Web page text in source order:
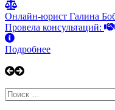
Онлайн-юрист Галина
Провела консультаций:
Подробнее
Search
for: